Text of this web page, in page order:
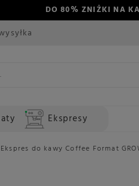
DO 80% ZNIŻKI NA
Ekspresy
Ekspres do kawy Coffee Format